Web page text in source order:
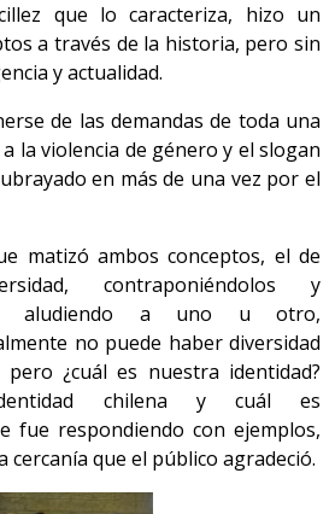
que lo caracteriza, hizo un
a través de la historia, pero sin
y actualidad.
de las demandas de toda una
la violencia de género y el slogan
en más de una vez por el
matizó ambos conceptos, el de
contraponiéndolos y
aludiendo a uno u otro,
no puede haber diversidad
¿cuál es nuestra identidad?
chilena y cuál es
fue respondiendo con ejemplos,
cercanía que el público agradeció.